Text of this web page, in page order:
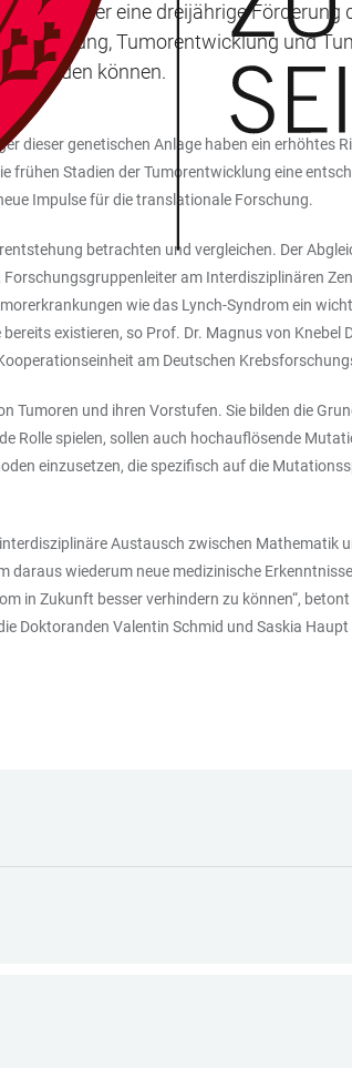
Forscher eine dreijährige
Tumorentwicklung und
werden können.
genetischen Anlage haben ein erhöhtes
Stadien der Tumorentwicklung eine
Impulse für die translationale Forschung.
betrachten und vergleichen. Der
am Interdisziplinären
wie das Lynch-Syndrom ein
existieren, so Prof. Dr. Magnus von
am Deutschen
und ihren Vorstufen. Sie bilden die
Rolle spielen, sollen auch hochauflösende
einzusetzen, die spezifisch auf die
Austausch zwischen Mathematik
wiederum neue medizinische
in Zukunft besser verhindern zu können“,
Doktoranden Valentin Schmid und Saskia Haupt